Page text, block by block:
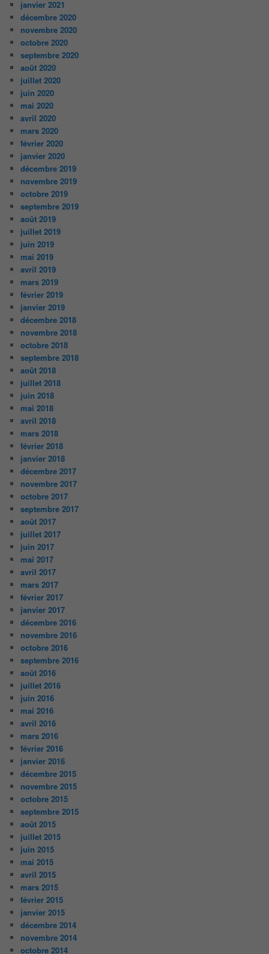
janvier 2021
décembre 2020
novembre 2020
octobre 2020
septembre 2020
août 2020
juillet 2020
juin 2020
mai 2020
avril 2020
mars 2020
février 2020
janvier 2020
décembre 2019
novembre 2019
octobre 2019
septembre 2019
août 2019
juillet 2019
juin 2019
mai 2019
avril 2019
mars 2019
février 2019
janvier 2019
décembre 2018
novembre 2018
octobre 2018
septembre 2018
août 2018
juillet 2018
juin 2018
mai 2018
avril 2018
mars 2018
février 2018
janvier 2018
décembre 2017
novembre 2017
octobre 2017
septembre 2017
août 2017
juillet 2017
juin 2017
mai 2017
avril 2017
mars 2017
février 2017
janvier 2017
décembre 2016
novembre 2016
octobre 2016
septembre 2016
août 2016
juillet 2016
juin 2016
mai 2016
avril 2016
mars 2016
février 2016
janvier 2016
décembre 2015
novembre 2015
octobre 2015
septembre 2015
août 2015
juillet 2015
juin 2015
mai 2015
avril 2015
mars 2015
février 2015
janvier 2015
décembre 2014
novembre 2014
octobre 2014